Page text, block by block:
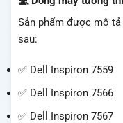
Sản phẩm được mô tả
sau:
✅ Dell Inspiron 7559
✅ Dell Inspiron 7566
✅ Dell Inspiron 7567